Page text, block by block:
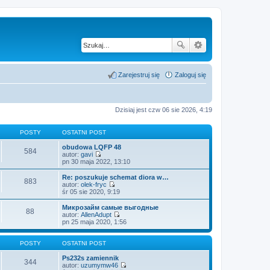
Zaloguj się
Zarejestruj się
Dzisiaj jest czw 06 sie 2026, 4:19
POSTY OSTATNI POST
584
obudowa LQFP 48
autor: gavi
W
y
ś
w
i
e
l
n
a
j
n
o
s
z
pn 30 maja 2022, 13:10
883
Re: poszukuje schemat diora w…
autor: olek-fryc
W
y
ś
w
i
e
t
a
j
śr 05 sie 2020, 9:19
88
Микрозайм самые выгодные
autor: AllenAdupt
W
y
ś
i
t
pn 25 maja 2020, 1:56
POSTY OSTATNI POST
344
Ps232s zamiennik
autor: uzumymw46